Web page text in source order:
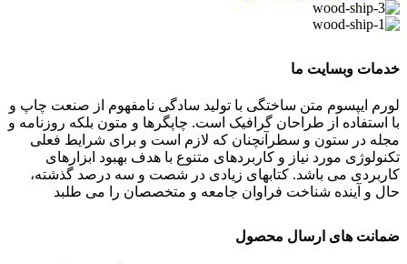
خدمات وبسایت ما
لورم ایپسوم متن ساختگی با تولید سادگی نامفهوم از صنعت چاپ و
با استفاده از طراحان گرافیک است. چاپگرها و متون بلکه روزنامه و
مجله در ستون و سطرآنچنان که لازم است و برای شرایط فعلی
تکنولوژی مورد نیاز و کاربردهای متنوع با هدف بهبود ابزارهای
کاربردی می باشد. کتابهای زیادی در شصت و سه درصد گذشته،
حال و آینده شناخت فراوان جامعه و متخصصان را می طلبد
ضمانت های ارسال محصول